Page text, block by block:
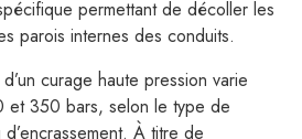
permettant de décoller les
parois internes des conduits.
curage haute pression varie
et 350 bars, selon le type de
À titre de